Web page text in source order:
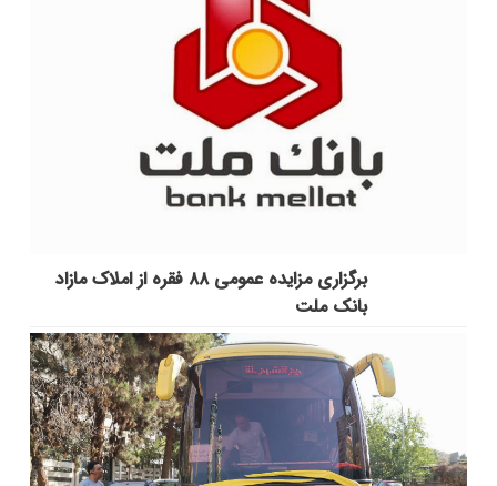
برگزاری مزایده عمومی ۸۸ فقره از املاک مازاد
بانک ملت